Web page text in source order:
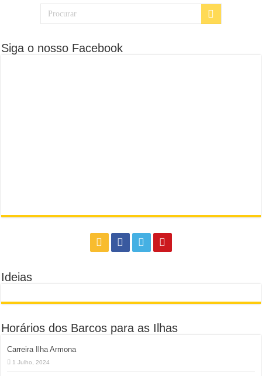
Siga o nosso Facebook
Ideias
Horários dos Barcos para as Ilhas
Carreira Ilha Armona
1 Julho, 2024